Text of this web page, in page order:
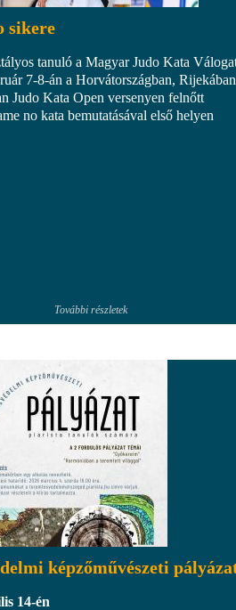
sikere
tanuló a Magyar Judo Kata
7-8-án a Horvátországban, Rijekában
Judo Kata Open versenyen felnőtt
no kata bemutatásával első helyen
További részletek
képzőművészeti
14-én